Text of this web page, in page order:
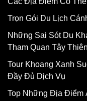
Trọn Gói Du Lịch
Những Sai Sót Du
Tham Quan Tây Thiên
Tour Khoang Xanh
Đầy Đủ Dịch Vụ
Top Những Địa Điểm